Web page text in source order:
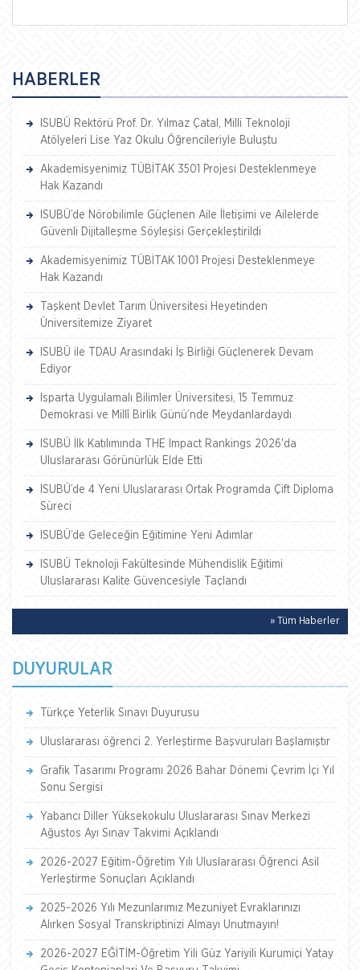
HABERLER
ISUBÜ Rektörü Prof. Dr. Yılmaz Çatal, Milli Teknoloji
Atölyeleri Lise Yaz Okulu Öğrencileriyle Buluştu
Akademisyenimiz TÜBİTAK 3501 Projesi Desteklenmeye
Hak Kazandı
ISUBÜ’de Nörobilimle Güçlenen Aile İletişimi ve Ailelerde
Güvenli Dijitalleşme Söyleşisi Gerçekleştirildi
Akademisyenimiz TÜBİTAK 1001 Projesi Desteklenmeye
Hak Kazandı
Taşkent Devlet Tarım Üniversitesi Heyetinden
Üniversitemize Ziyaret
ISUBÜ ile TDAU Arasındaki İş Birliği Güçlenerek Devam
Ediyor
Isparta Uygulamalı Bilimler Üniversitesi, 15 Temmuz
Demokrasi ve Millî Birlik Günü’nde Meydanlardaydı
ISUBÜ İlk Katılımında THE Impact Rankings 2026'da
Uluslararası Görünürlük Elde Etti
ISUBÜ’de 4 Yeni Uluslararası Ortak Programda Çift Diploma
Süreci
ISUBÜ’de Geleceğin Eğitimine Yeni Adımlar
ISUBÜ Teknoloji Fakültesinde Mühendislik Eğitimi
Uluslararası Kalite Güvencesiyle Taçlandı
» Tüm Haberler
DUYURULAR
Türkçe Yeterlik Sınavı Duyurusu
Uluslararası öğrenci 2. Yerleştirme Başvuruları Başlamıştır
Grafik Tasarımı Programı 2026 Bahar Dönemi Çevrim İçi Yıl
Sonu Sergisi
Yabancı Diller Yüksekokulu Uluslararası Sınav Merkezi
Ağustos Ayı Sınav Takvimi Açıklandı
2026-2027 Eğitim-Öğretim Yılı Uluslararası Öğrenci Asil
Yerleştirme Sonuçları Açıklandı
2025-2026 Yılı Mezunlarımız Mezuniyet Evraklarınızı
Alırken Sosyal Transkriptinizi Almayı Unutmayın!
2026-2027 EĞİTİM-Öğretim Yili Güz Yariyili Kurumiçi Yatay